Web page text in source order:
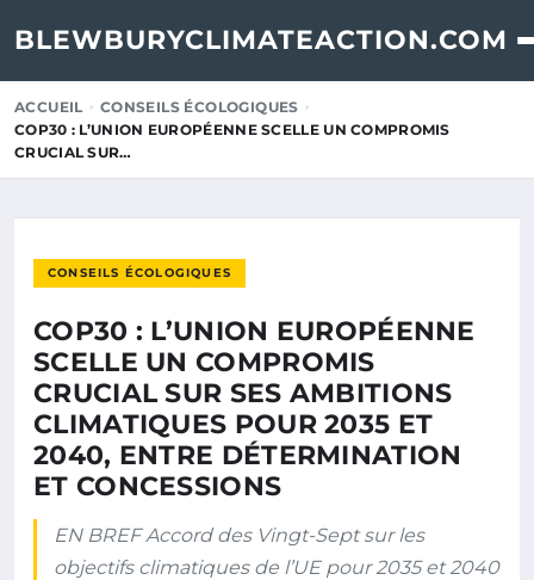
BLEWBURYCLIMATEACTION.COM
ACCUEIL
CONSEILS ÉCOLOGIQUES
COP30 : L’UNION EUROPÉENNE SCELLE UN COMPROMIS
CRUCIAL SUR…
CONSEILS ÉCOLOGIQUES
COP30 : L’UNION EUROPÉENNE
SCELLE UN COMPROMIS
CRUCIAL SUR SES AMBITIONS
CLIMATIQUES POUR 2035 ET
2040, ENTRE DÉTERMINATION
ET CONCESSIONS
EN BREF Accord des Vingt-Sept sur les
objectifs climatiques de l’UE pour 2035 et 2040